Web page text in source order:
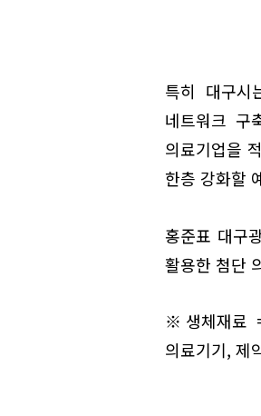
특히 대구시
네트워크 구
의료기업을
한층 강화할
홍준표 대구
활용한 첨단
※생체재료
의료기기, 제